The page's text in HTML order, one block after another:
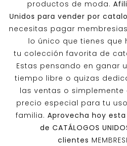
productos de moda.
Unidos para vender por
necesitas pagar
lo único que tienes que
tu colección favorita de
Estas pensando en ganar
tiempo libre o quizas
las ventas o
precio especial para tu
familia. Aprovecha hoy
de CATÁLOGOS
clientes